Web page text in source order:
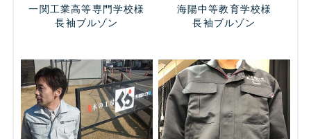
一関工業高等専門学校様
長袖ブルゾン
海陽中等教育学校様
長袖ブルゾン